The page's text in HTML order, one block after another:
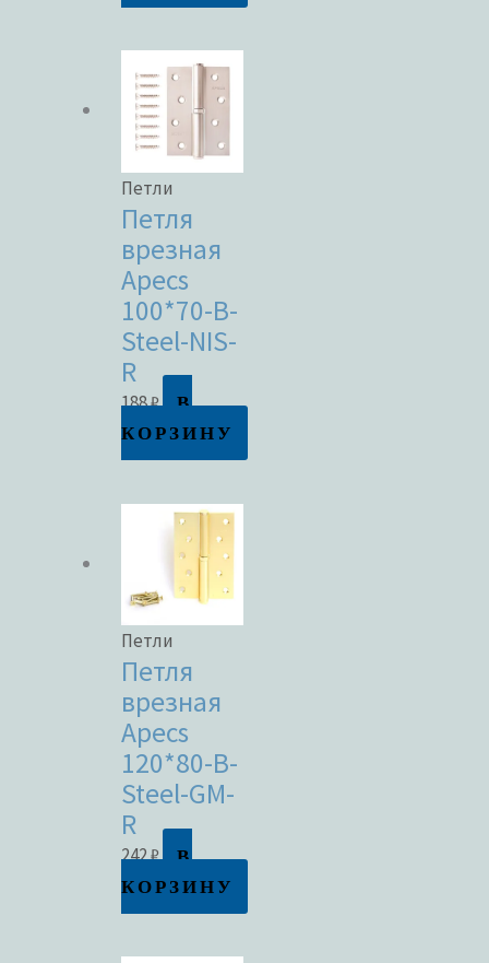
Петли
Петля
врезная
Apecs
100*70-B-
Steel-NIS-
R
188₽
В
КОРЗИНУ
Петли
Петля
врезная
Apecs
120*80-B-
Steel-GM-
R
242₽
В
КОРЗИНУ